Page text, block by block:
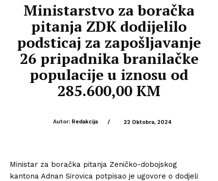
Ministarstvo za boračka
pitanja ZDK dodijelilo
podsticaj za zapošljavanje
26 pripadnika branilačke
populacije u iznosu od
285.600,00 KM
Autor: Redakcija / 22 Oktobra, 2024
Ministar za boračka pitanja Zeničko-dobojskog
kantona Adnan Sirovica potpisao je ugovore o dodjeli